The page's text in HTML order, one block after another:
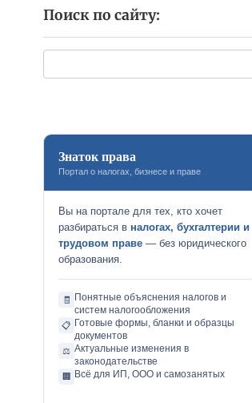
Поиск по сайту:
Знаток права
Портал о налогах, бизнесе и праве
Вы на портале для тех, кто хочет
разбираться в налогах, бухгалтерии и
трудовом праве — без юридического
образования.
🧾
Понятные объяснения налогов и
систем налогообложения
📋 Готовые формы, бланки и образцы
документов
⚖️ Актуальные изменения в
законодательстве
🏢 Всё для ИП, ООО и самозанятых